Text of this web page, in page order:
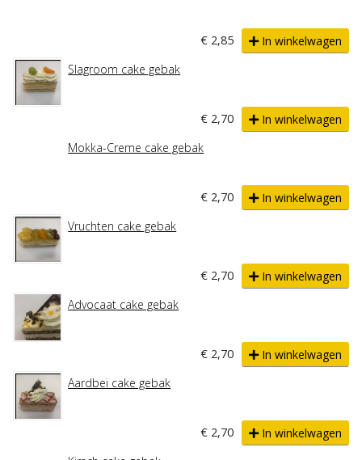
€ 2,85
In winkelwagen
Slagroom cake gebak
€ 2,70
In winkelwagen
Mokka-Creme cake gebak
€ 2,70
In winkelwagen
Vruchten cake gebak
€ 2,70
In winkelwagen
Advocaat cake gebak
€ 2,70
In winkelwagen
Aardbei cake gebak
€ 2,70
In winkelwagen